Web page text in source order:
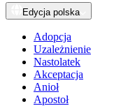
Edycja polska
Adopcja
Uzależnienie
Nastolatek
Akceptacja
Anioł
Apostoł